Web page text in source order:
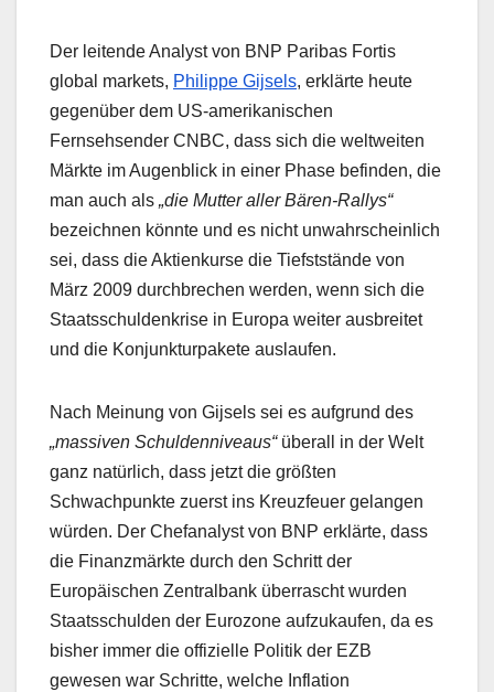
Der leitende Analyst von BNP Paribas Fortis
global markets, Philippe Gijsels, erklärte heute
gegenüber dem US-amerikanischen
Fernsehsender CNBC, dass sich die weltweiten
Märkte im Augenblick in einer Phase befinden, die
man auch als „die Mutter aller Bären-Rallys“
bezeichnen könnte und es nicht unwahrscheinlich
sei, dass die Aktienkurse die Tiefststände von
März 2009 durchbrechen werden, wenn sich die
Staatsschuldenkrise in Europa weiter ausbreitet
und die Konjunkturpakete auslaufen.
Nach Meinung von Gijsels sei es aufgrund des
„massiven Schuldenniveaus“überall in der Welt
ganz natürlich, dass jetzt die größten
Schwachpunkte zuerst ins Kreuzfeuer gelangen
würden. Der Chefanalyst von BNP erklärte, dass
die Finanzmärkte durch den Schritt der
Europäischen Zentralbank überrascht wurden
Staatsschulden der Eurozone aufzukaufen, da es
bisher immer die offizielle Politik der EZB
gewesen war Schritte, welche Inflation